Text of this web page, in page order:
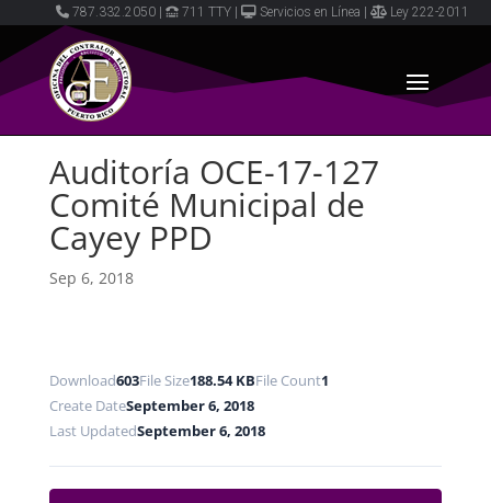
787.332.2050 711 TTY Servicios en Línea Ley 222-2011
Auditoría OCE-17-127
Comité Municipal de
Cayey PPD
Sep 6, 2018
Download603File Size188.54 KBFile Count1
Create DateSeptember 6, 2018
Last UpdatedSeptember 6, 2018